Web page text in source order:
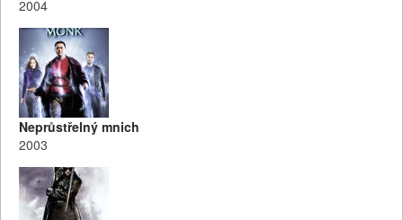
2004
Neprůstřelný mnich
2003